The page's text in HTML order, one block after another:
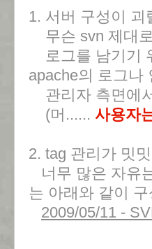
1. 서버 구성이 괴
무슨 svn 제대
로그를 남기기
apache의 로그나
관리자 측면에
(머...... 사용자
2. tag 관리가 밋
너무 많은 자유
는 아래와 같이 구
2009/05/11 -